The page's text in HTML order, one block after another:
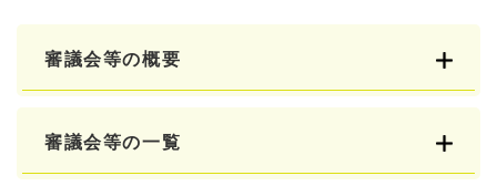
審議会等の概要
審議会等の一覧